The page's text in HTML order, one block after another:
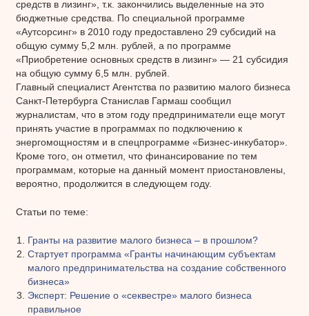
средств в лизинг», т.к. закончились выделенные на это
бюджетные средства. По специальной программе
«Аутсорсинг» в 2010 году предоставлено 29 субсидий на
общую сумму 5,2 млн. рублей, а по программе
«Приобретение основных средств в лизинг» — 21 субсидия
на общую сумму 6,5 млн. рублей.
Главный специалист Агентства по развитию малого бизнеса
Санкт-Петербурга Станислав Гармаш сообщил
журналистам, что в этом году предприниматели еще могут
принять участие в программах по подключению к
энергомощностям и в спецпрограмме «Бизнес-инкубатор».
Кроме того, он отметил, что финансирование по тем
программам, которые на данный момент приостановлены,
вероятно, продолжится в следующем году.
Статьи по теме:
Гранты на развитие малого бизнеса – в прошлом?
Стартует программа «Гранты начинающим субъектам
малого предпринимательства на создание собственного
бизнеса»
Эксперт: Решение о «секвестре» малого бизнеса
правильное